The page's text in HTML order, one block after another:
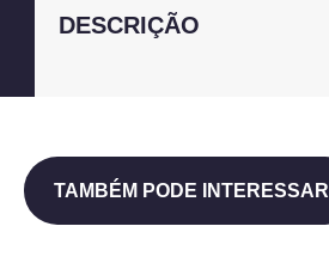
DESCRIÇÃO
TAMBÉM PODE INTERESSAR